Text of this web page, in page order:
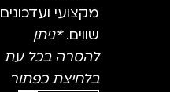
מקצועי ועדכונים
שווים.*ניתן
להסרה בכל עת
בלחיצת כפתור